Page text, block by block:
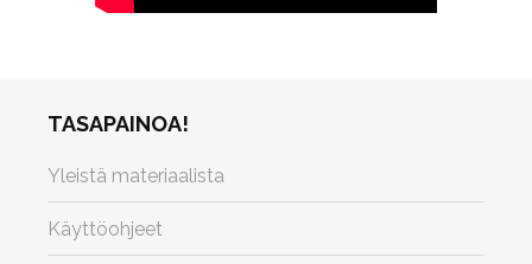
TASAPAINOA!
Yleistä materiaalista
Käyttöohjeet